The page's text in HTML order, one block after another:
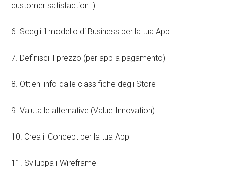
customer satisfaction..)
6. Scegli il modello di Business per la tua App
7. Definisci il prezzo (per app a pagamento)
8. Ottieni info dalle classifiche degli Store
9. Valuta le alternative (Value Innovation)
10. Crea il Concept per la tua App
11. Sviluppa i Wireframe